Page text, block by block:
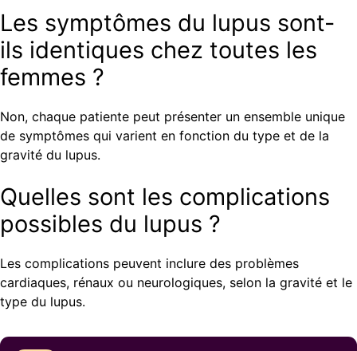
Les symptômes du lupus sont-
ils identiques chez toutes les
femmes ?
Non, chaque patiente peut présenter un ensemble unique
de symptômes qui varient en fonction du type et de la
gravité du lupus.
Quelles sont les complications
possibles du lupus ?
Les complications peuvent inclure des problèmes
cardiaques, rénaux ou neurologiques, selon la gravité et le
type du lupus.